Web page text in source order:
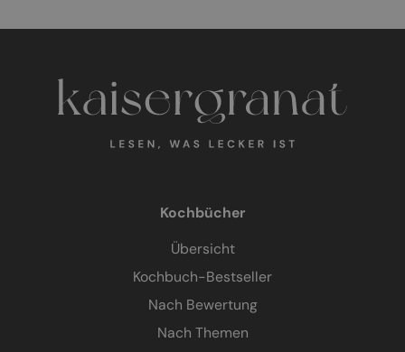
Kochbücher
Übersicht
Kochbuch-Bestseller
Nach Bewertung
Nach Themen